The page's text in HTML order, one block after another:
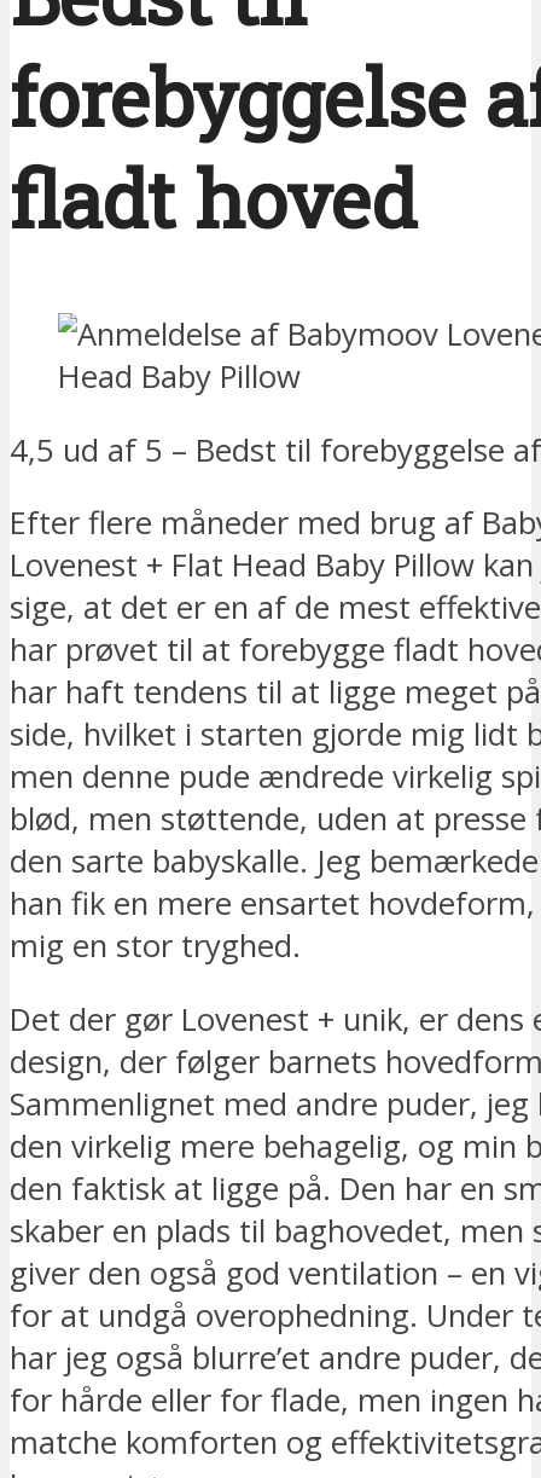
forebyggelse
fladt hoved
4,5 ud af 5 – Bedst til forebyggelse
Efter flere måneder med brug af
Lovenest + Flat Head Baby Pillow
sige, at det er en af de mest
har prøvet til at forebygge fladt
har haft tendens til at ligge meget
side, hvilket i starten gjorde mig lidt
men denne pude ændrede virkelig
blød, men støttende, uden at
den sarte babyskalle. Jeg
han fik en mere ensartet
mig en stor tryghed.
Det der gør Lovenest + unik, er dens
design, der følger barnets
Sammenlignet med andre puder,
den virkelig mere behagelig, og min
den faktisk at ligge på. Den har en
skaber en plads til baghovedet, men
giver den også god ventilation – en
for at undgå overophedning. Under
har jeg også blurre’et andre puder,
for hårde eller for flade, men ingen
matche komforten og